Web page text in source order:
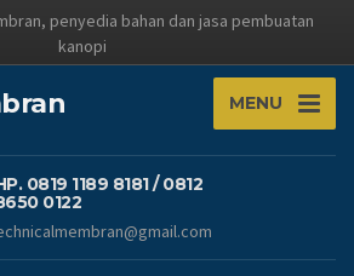
penyedia bahan dan jasa pembuatan
kanopi
MENU
0819 1189 8181 / 0812
0122